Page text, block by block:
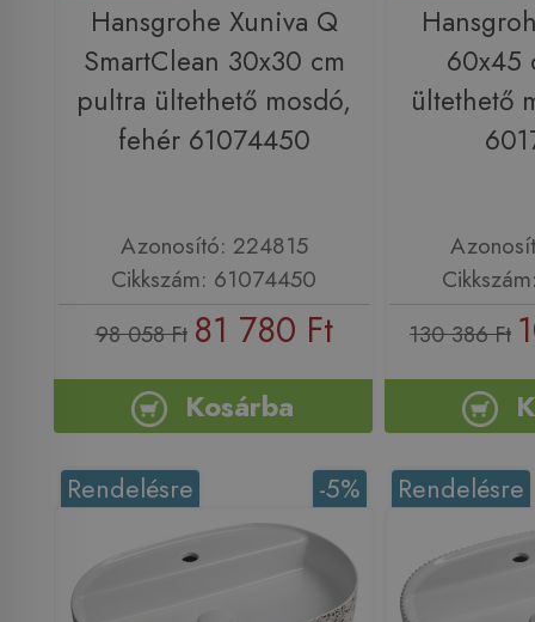
Hansgrohe Xuniva Q
SmartClean 30x30 cm
pultra ültethető mosdó,
fehér 61074450
Azonosító: 224815
Cikkszám: 61074450
98 058 Ft 81 780 Ft
Kosárba
60x45
ültethető
130 386 Ft
-5%
Rendelésre Rendelésre